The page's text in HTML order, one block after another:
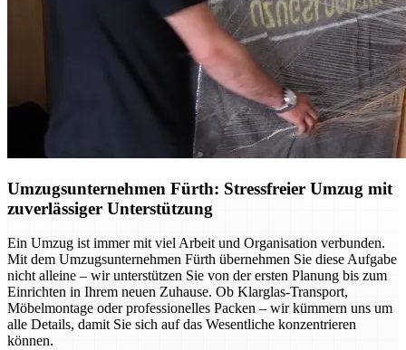
Umzugsunternehmen Fürth: Stressfreier Umzug mit
zuverlässiger Unterstützung
Ein Umzug ist immer mit viel Arbeit und Organisation verbunden.
Mit dem Umzugsunternehmen Fürth übernehmen Sie diese Aufgabe
nicht alleine – wir unterstützen Sie von der ersten Planung bis zum
Einrichten in Ihrem neuen Zuhause. Ob Klarglas-Transport,
Möbelmontage oder professionelles Packen – wir kümmern uns um
alle Details, damit Sie sich auf das Wesentliche konzentrieren
können.